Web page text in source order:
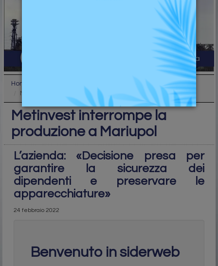
Home
Metinvest interrompe la produzione a Mariupol
Metinvest interrompe la
produzione a Mariupol
L’azienda: «Decisione presa per
garantire la sicurezza dei
dipendenti e preservare le
apparecchiature»
24 febbraio 2022
Benvenuto in siderweb